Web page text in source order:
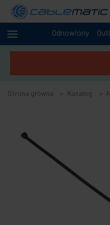
Odnowiony
Kable +
Szafy i
Audio
Oświetlenie
i dźwięk
Fotografia
Akcesoria do podłóg,
Strona główna Katalog